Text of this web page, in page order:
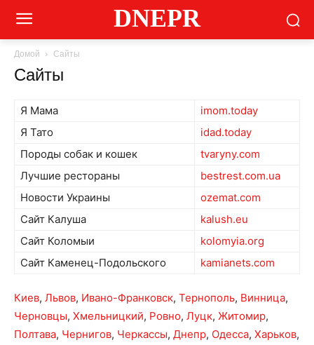
DNEPR
Домой Сайты
Сайты
Я Мама
imom.today
Я Тато
idad.today
Породы собак и кошек
tvaryny.com
Лучшие рестораны
bestrest.com.ua
Новости Украины
ozemat.com
Сайт Калуша
kalush.eu
Сайт Коломыи
kolomyia.org
Сайт Каменец-Подольского
kamianets.com
Киев, Львов, Ивано-Франковск, Тернополь, Винница,
Черновцы, Хмельницкий, Ровно, Луцк, Житомир,
Полтава, Чернигов, Черкассы, Днепр, Одесса, Харьков,